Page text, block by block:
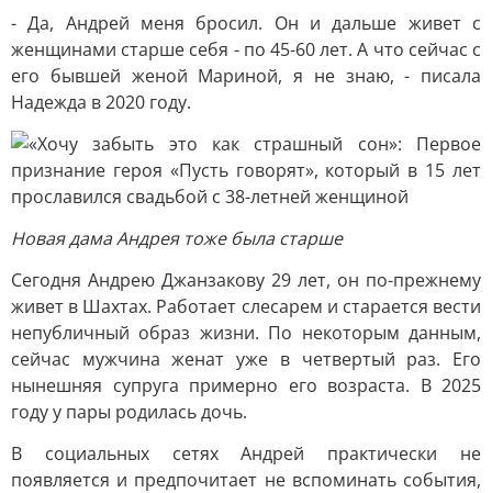
- Да, Андрей меня бросил. Он и дальше живет с
женщинами старше себя - по 45-60 лет. А что сейчас с
его бывшей женой Мариной, я не знаю, - писала
Надежда в 2020 году.
Новая дама Андрея тоже была старше
Сегодня Андрею Джанзакову 29 лет, он по-прежнему
живет в Шахтах. Работает слесарем и старается вести
непубличный образ жизни. По некоторым данным,
сейчас мужчина женат уже в четвертый раз. Его
нынешняя супруга примерно его возраста. В 2025
году у пары родилась дочь.
В социальных сетях Андрей практически не
появляется и предпочитает не вспоминать события,